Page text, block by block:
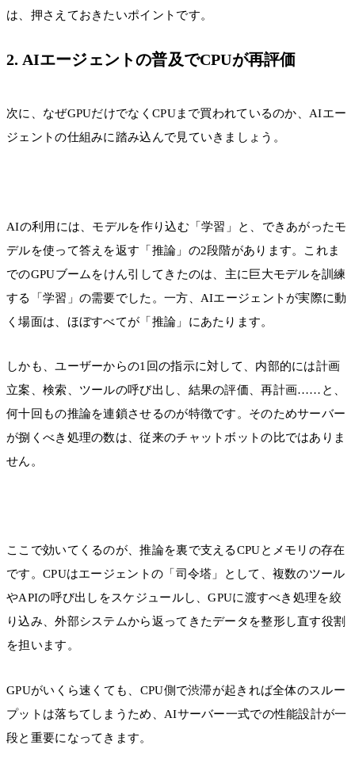
は、押さえておきたいポイントです。
2. AIエージェントの普及でCPUが再評価
次に、なぜGPUだけでなくCPUまで買われているのか、AIエー
ジェントの仕組みに踏み込んで見ていきましょう。
AIの利用には、モデルを作り込む「学習」と、できあがったモ
デルを使って答えを返す「推論」の2段階があります。これま
でのGPUブームをけん引してきたのは、主に巨大モデルを訓練
する「学習」の需要でした。一方、AIエージェントが実際に動
く場面は、ほぼすべてが「推論」にあたります。
しかも、ユーザーからの1回の指示に対して、内部的には計画
立案、検索、ツールの呼び出し、結果の評価、再計画……と、
何十回もの推論を連鎖させるのが特徴です。そのためサーバー
が捌くべき処理の数は、従来のチャットボットの比ではありま
せん。
ここで効いてくるのが、推論を裏で支えるCPUとメモリの存在
です。CPUはエージェントの「司令塔」として、複数のツール
やAPIの呼び出しをスケジュールし、GPUに渡すべき処理を絞
り込み、外部システムから返ってきたデータを整形し直す役割
を担います。
GPUがいくら速くても、CPU側で渋滞が起きれば全体のスルー
プットは落ちてしまうため、AIサーバー一式での性能設計が一
段と重要になってきます。